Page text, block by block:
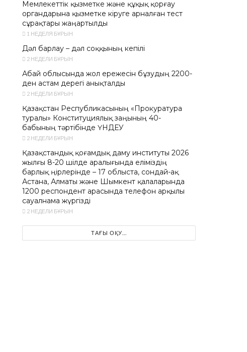
Мемлекеттік қызметке және құқық қорғау
органдарына қызметке кіруге арналған тест
сұрақтары жаңартылды
1 НЕДЕЛЯ БҰРЫН
Дәл барлау – дәл соққының кепілі
2 НЕДЕЛИ БҰРЫН
Абай облысында жол ережесін бұзудың 2200-
ден астам дерегі анықталды
2 НЕДЕЛИ БҰРЫН
Қазақстан Республикасының «Прокуратура
туралы» Конституциялық заңының 40-
бабының тәртібінде ҮНДЕУ
2 НЕДЕЛИ БҰРЫН
Қазақстандық қоғамдық даму институты 2026
жылғы 8-20 шілде аралығында еліміздің
барлық өңірлерінде – 17 облыста, сондай-ақ
Астана, Алматы және Шымкент қалаларында
1200 респондент арасында телефон арқылы
сауалнама жүргізді
2 НЕДЕЛИ БҰРЫН
ТАҒЫ ОҚУ...